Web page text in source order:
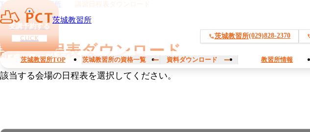
茨城教習所
茨城教習所(029)828-2370
茨城教習所TOP 茨城教習所の資格一覧 資料ダウンロード 教習所情報
受講予約する
CLICK
TOP 茨城教習所 講習日程表ダウンロード
講習日程表ダウンロード
該当する会場の日程表を選択してください。